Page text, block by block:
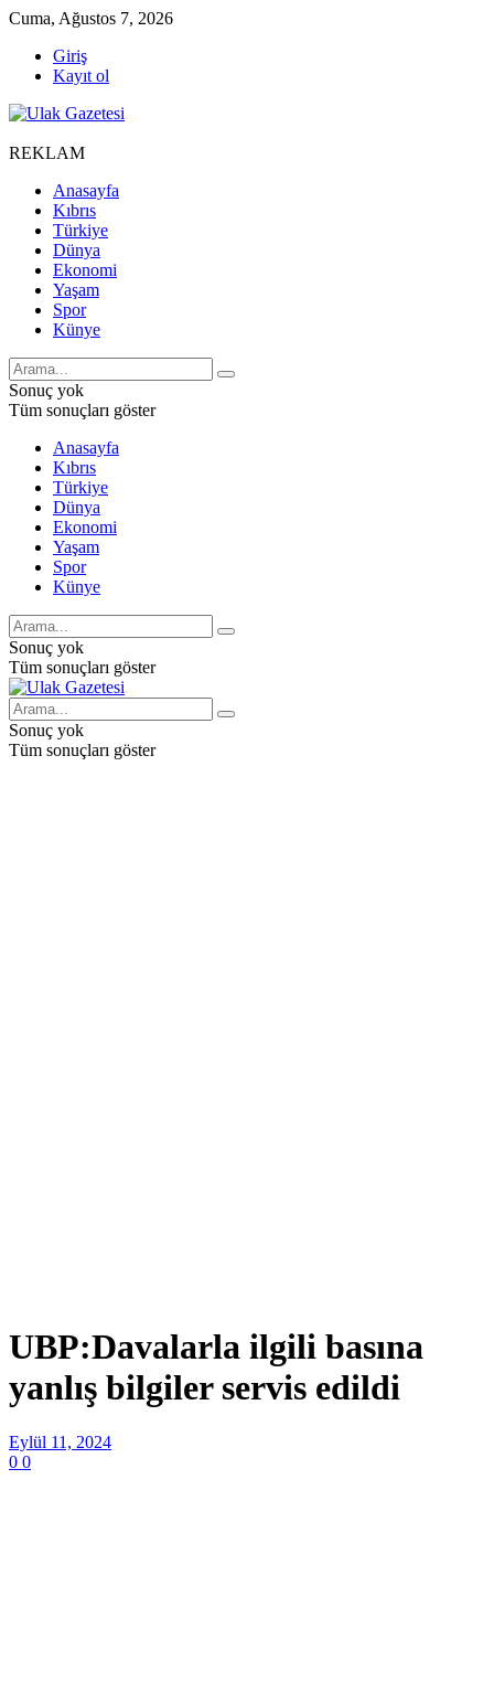
Cuma, Ağustos 7, 2026
Giriş
Kayıt ol
REKLAM
Anasayfa
Kıbrıs
Türkiye
Dünya
Ekonomi
Yaşam
Spor
Künye
Sonuç yok
Tüm sonuçları göster
Anasayfa
Kıbrıs
Türkiye
Dünya
Ekonomi
Yaşam
Spor
Künye
Sonuç yok
Tüm sonuçları göster
Sonuç yok
Tüm sonuçları göster
UBP:Davalarla ilgili basına
yanlış bilgiler servis edildi
Eylül 11, 2024
0 0